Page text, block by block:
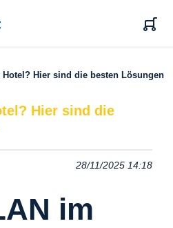
Hotel? Hier sind die besten Lösungen
Hier sind die
28/11/2025 14:18
im